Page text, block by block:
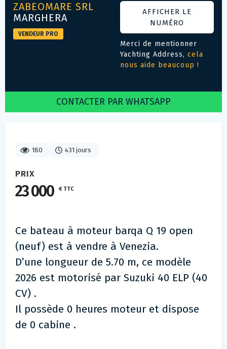
180 431 jours
PRIX
23 000 € TTC
Ce bateau à moteur barqa Q 19 open
(neuf) est à vendre à Venezia.
D’une longueur de 5.70 m, ce modèle
2026 est motorisé par Suzuki 40 ELP (40
CV) .
Il possède 0 heures moteur et dispose
de 0 cabine .
ZABEOMARE SRL
MARGHERA
VENDEUR PRO
AFFICHER LE
NUMÉRO
Merci de mentionner
Yachting Address, cela
nous aide beaucoup !
CONTACTER PAR WHATSAPP